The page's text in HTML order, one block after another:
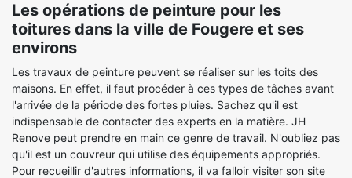
Les opérations de peinture pour les
toitures dans la ville de Fougere et ses
environs
Les travaux de peinture peuvent se réaliser sur les toits des
maisons. En effet, il faut procéder à ces types de tâches avant
l'arrivée de la période des fortes pluies. Sachez qu'il est
indispensable de contacter des experts en la matière. JH
Renove peut prendre en main ce genre de travail. N'oubliez pas
qu'il est un couvreur qui utilise des équipements appropriés.
Pour recueillir d'autres informations, il va falloir visiter son site